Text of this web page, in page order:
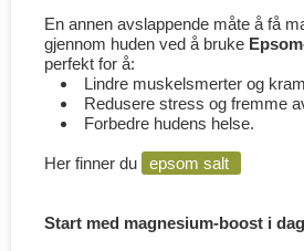
En annen avslappende måte å få
gjennom huden ved å bruke
perfekt for å:
Lindre muskelsmerter og
Redusere stress og fremme
Forbedre hudens helse.
Her finner du epsom salt
Start med magnesium-boost i